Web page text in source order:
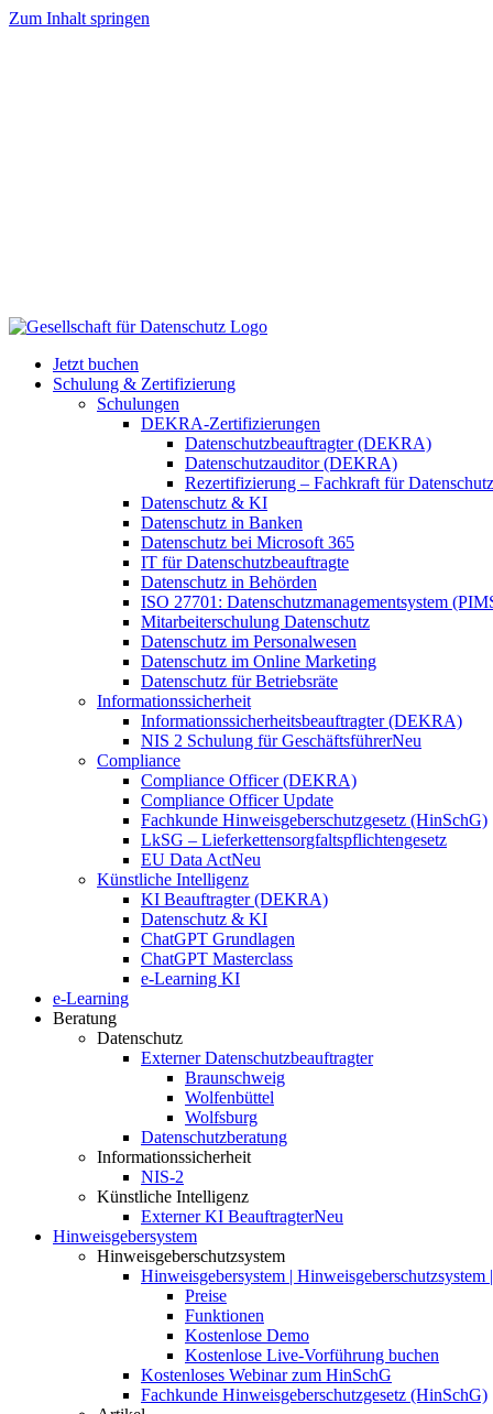
Zum Inhalt springen
Jetzt buchen
Schulung & Zertifizierung
Schulungen
DEKRA-Zertifizierungen
Datenschutzbeauftragter (DEKRA)
Datenschutzauditor (DEKRA)
Rezertifizierung – Fachkraft für
Datenschutz & KI
Datenschutz in Banken
Datenschutz bei Microsoft 365
IT für Datenschutzbeauftragte
Datenschutz in Behörden
ISO 27701: Datenschutzmanagementsystem
Mitarbeiterschulung Datenschutz
Datenschutz im Personalwesen
Datenschutz im Online Marketing
Datenschutz für Betriebsräte
Informationssicherheit
Informationssicherheitsbeauftragter (DEKRA)
NIS 2 Schulung für GeschäftsführerNeu
Compliance
Compliance Officer (DEKRA)
Compliance Officer Update
Fachkunde Hinweisgeberschutzgesetz (HinSchG)
LkSG – Lieferkettensorgfaltspflichtengesetz
EU Data ActNeu
Künstliche Intelligenz
KI Beauftragter (DEKRA)
Datenschutz & KI
ChatGPT Grundlagen
ChatGPT Masterclass
e-Learning KI
e-Learning
Beratung
Datenschutz
Externer Datenschutzbeauftragter
Braunschweig
Wolfenbüttel
Wolfsburg
Datenschutzberatung
Informationssicherheit
NIS-2
Künstliche Intelligenz
Externer KI BeauftragterNeu
Hinweisgebersystem
Hinweisgeberschutzsystem
Hinweisgebersystem | Hinweisgeberschutzsystem
Preise
Funktionen
Kostenlose Demo
Kostenlose Live-Vorführung buchen
Kostenloses Webinar zum HinSchG
Fachkunde Hinweisgeberschutzgesetz (HinSchG)